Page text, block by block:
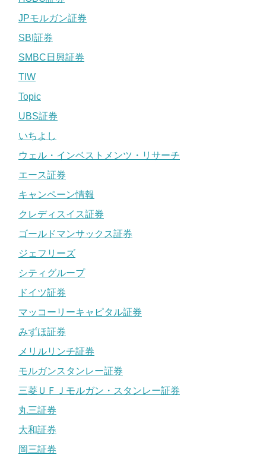
JPモルガン証券
SBI証券
SMBC日興証券
TIW
Topic
UBS証券
いちよし
ウェル・インベストメンツ・リサーチ
エース証券
キャンペーン情報
クレディスイス証券
ゴールドマンサックス証券
ジェフリーズ
シティグループ
ドイツ証券
マッコーリーキャピタル証券
みずほ証券
メリルリンチ証券
モルガンスタンレー証券
三菱ＵＦＪモルガン・スタンレー証券
丸三証券
大和証券
岡三証券